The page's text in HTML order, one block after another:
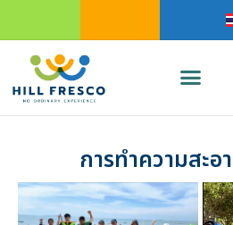
การทำความสะอ